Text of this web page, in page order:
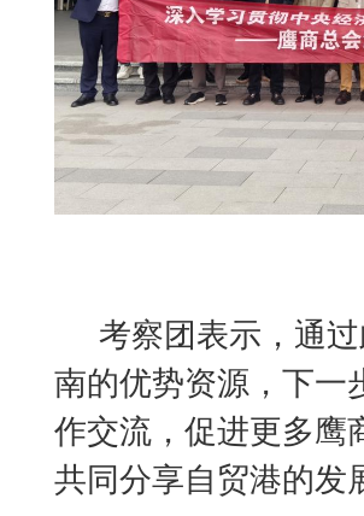
考察团表示，通
南的优势资源，下一
作交流，促进更多鹰
共同分享自贸港的发